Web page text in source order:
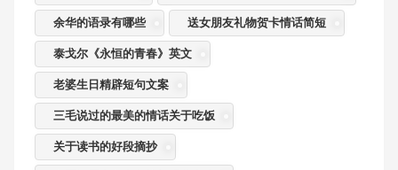
余华的语录有哪些 送女朋友礼物贺卡情话简短
泰戈尔《永恒的青春》英文
老婆生日精辟短句文案
三毛说过的最美的情话关于吃饭
关于读书的好段摘抄